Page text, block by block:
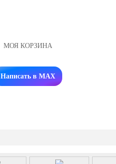
МОЯ КОРЗИНА
Заказать звонок
Написать в MAX